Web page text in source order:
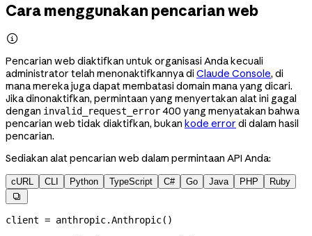
Cara menggunakan pencarian web

Pencarian web diaktifkan untuk organisasi Anda kecuali
administrator telah menonaktifkannya di Claude Console, di
mana mereka juga dapat membatasi domain mana yang dicari.
Jika dinonaktifkan, permintaan yang menyertakan alat ini gagal
dengan invalid_request_error400 yang menyatakan bahwa
pencarian web tidak diaktifkan, bukan kode error di dalam hasil
pencarian.
Sediakan alat pencarian web dalam permintaan API Anda:
cURL CLI Python TypeScript C# Go Java PHP Ruby

client = anthropic.Anthropic()